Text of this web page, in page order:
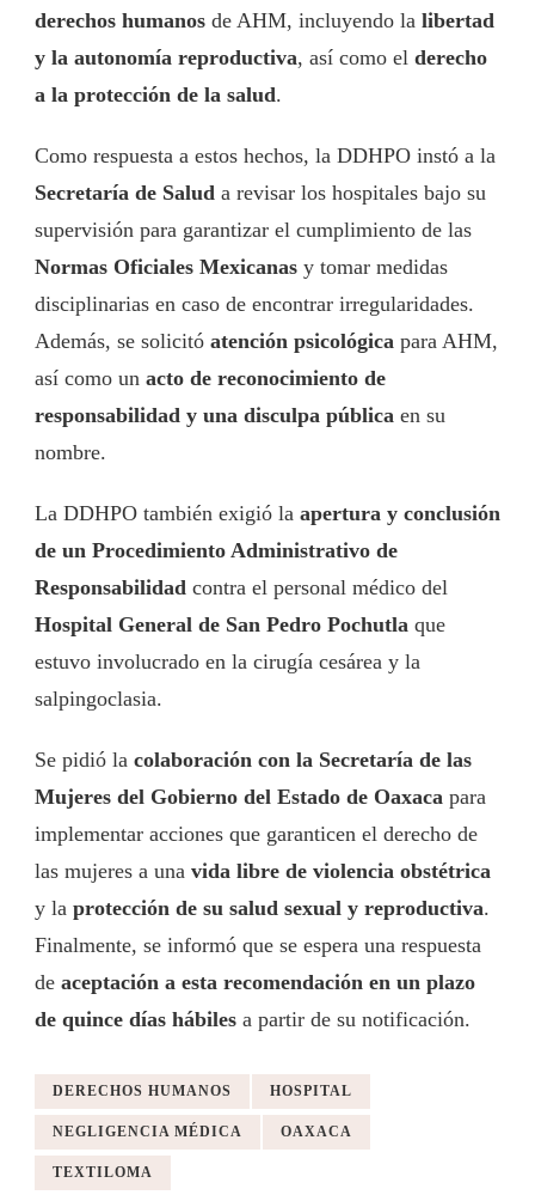
derechos humanos de AHM, incluyendo la libertad
y la autonomía reproductiva, así como el derecho
a la protección de la salud.
Como respuesta a estos hechos, la DDHPO instó a la
Secretaría de Salud a revisar los hospitales bajo su
supervisión para garantizar el cumplimiento de las
Normas Oficiales Mexicanas y tomar medidas
disciplinarias en caso de encontrar irregularidades.
Además, se solicitó atención psicológica para AHM,
así como un acto de reconocimiento de
responsabilidad y una disculpa pública en su
nombre.
La DDHPO también exigió la apertura y conclusión
de un Procedimiento Administrativo de
Responsabilidad contra el personal médico del
Hospital General de San Pedro Pochutla que
estuvo involucrado en la cirugía cesárea y la
salpingoclasia.
Se pidió la colaboración con la Secretaría de las
Mujeres del Gobierno del Estado de Oaxaca para
implementar acciones que garanticen el derecho de
las mujeres a una vida libre de violencia obstétrica
y la protección de su salud sexual y reproductiva.
Finalmente, se informó que se espera una respuesta
de aceptación a esta recomendación en un plazo
de quince días hábiles a partir de su notificación.
DERECHOS HUMANOS HOSPITAL
NEGLIGENCIA MÉDICA OAXACA
TEXTILOMA